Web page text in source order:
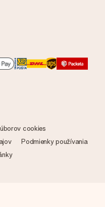
cookies
Podmienky používania